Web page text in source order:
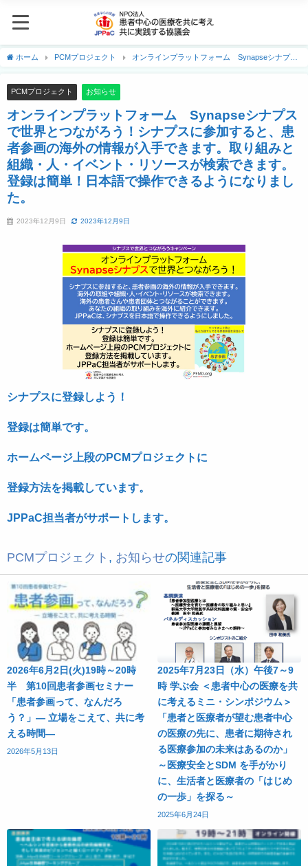
ホーム PCMプロジェクト
オンラインプラットフォーム Synapseシナプス
で操作できるようになりました。
PCMプロジェクト お知らせ
オンラインプラットフォーム Synapseシナプス
で世界とつながろう！シナプスに参加すると、患
者参画の海外の情報が入手できます。取り組みと
組織・人・イベント・リソースが検索できます。
登録は簡単！日本語で操作できるようになりまし
た。
2023年12月9日 2023年12月9日
シナプスに登録しよう！
登録は簡単です。
ホームページ上段のPCMプロジェクトに
登録方法を掲載しています。
JPPaC担当者がサポートします。
PCMプロジェクト , お知らせの関連記事
2026年6月2日(火)19時～20時
半 第10回患者参画セミナー
「患者参画って、なんだろ
う？」― 立場をこえて、共に考
える時間―
2026年5月13日
2025年7月23日（水）午後7～9
時 学ぶ会 ＜患者中心の医療を共
に考えるミニ・シンポジウム＞
「患者と医療者が望む患者中心
の医療の先に、患者に期待され
る医療参加の未来はあるのか」
～医療安全とSDM を手がかり
に、生活者と医療者の「はじめ
の一歩」を探る～
2025年6月24日